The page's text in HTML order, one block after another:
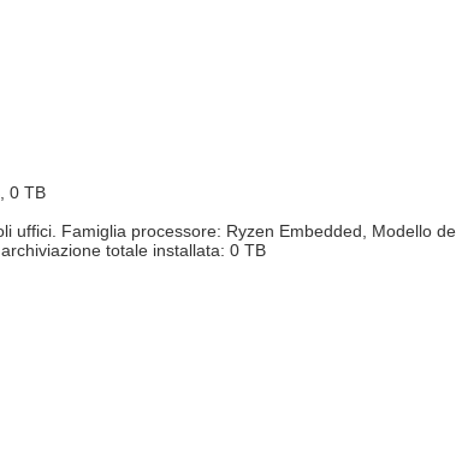
0 TB
uffici. Famiglia processore: Ryzen Embedded, Modello
totale installata: 0 TB